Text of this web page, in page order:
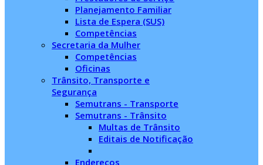
Planejamento Familiar
Lista de Espera (SUS)
Competências
Secretaria da Mulher
Competências
Oficinas
Trânsito, Transporte e
Segurança
Semutrans - Transporte
Semutrans - Trânsito
Multas de Trânsito
Editais de Notificação
Endereços